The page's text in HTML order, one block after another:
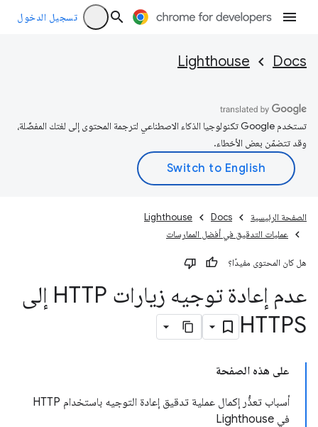
تسجيل الدخول
Docs
Lighthouse
تستخدم Google تكنولوجيا الذكاء الاصطناعي لترجمة المحتوى إلى لغتك المفضّلة،
وقد تتضمّن بعض الأخطاء.
الصفحة الرئيسية Docs
Lighthouse
عمليات التدقيق في أفضل الممارسات
هل كان المحتوى مفيدًا؟
عدم إعادة توجيه زيارات HTTP إلى
HTTPS
على هذه الصفحة
أسباب تعذُّر إكمال عملية تدقيق إعادة التوجيه باستخدام HTTP
في Lighthouse